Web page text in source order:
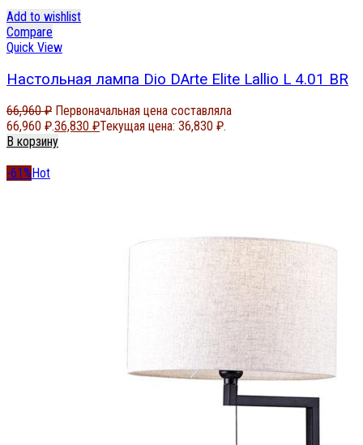
Add to wishlist
Compare
Quick View
Настольная лампа Dio DArte Elite Lallio L 4.01 BR
66,960₽ Первоначальная цена составляла
66,960 ₽.36,830 ₽Текущая цена: 36,830 ₽.
В корзину
-61% Hot